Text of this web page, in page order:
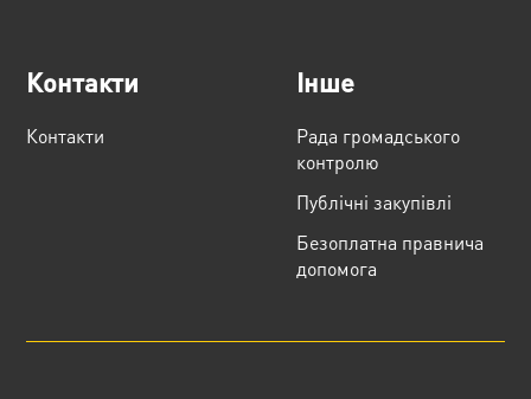
Контакти
Контакти
Інше
Рада громадського
контролю
Публічні закупівлі
Безоплатна правнича
допомога